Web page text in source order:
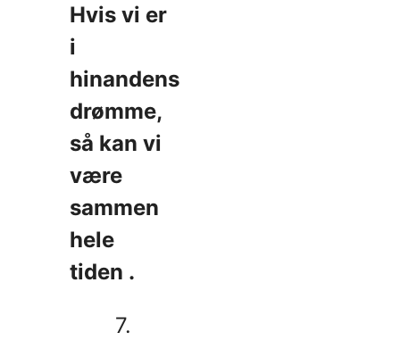
Hvis vi er
i
hinandens
drømme,
så kan vi
være
sammen
hele
tiden .
7.